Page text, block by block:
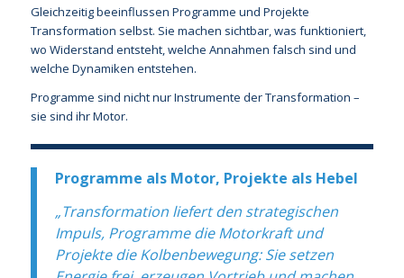
Gleichzeitig beeinflussen Programme und Projekte
Transformation selbst. Sie machen sichtbar, was funktioniert,
wo Widerstand entsteht, welche Annahmen falsch sind und
welche Dynamiken entstehen.
Programme sind nicht nur Instrumente der Transformation –
sie sind ihr Motor.
Programme als Motor, Projekte als Hebel
„Transformation liefert den strategischen
Impuls, Programme die Motorkraft und
Projekte die Kolbenbewegung: Sie setzen